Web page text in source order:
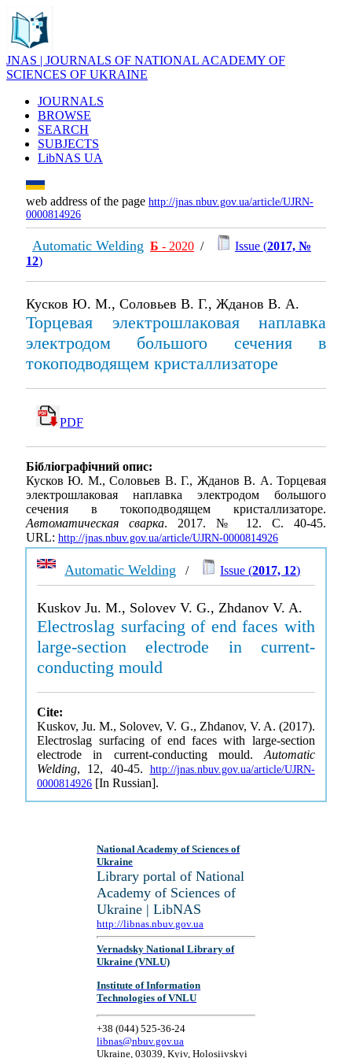
JNAS | JOURNALS OF NATIONAL ACADEMY OF
SCIENCES OF UKRAINE
JOURNALS
BROWSE
SEARCH
SUBJECTS
LibNAS UA
web address of the page http://jnas.nbuv.gov.ua/article/UJRN-
0000814926
Automatic Welding Б - 2020 / Issue (2017, №
12)
Кусков Ю. М., Соловьев В. Г., Жданов В. А.
Торцевая электрошлаковая наплавка
электродом большого сечения в
токоподводящем кристаллизаторе
PDF
Бібліографічний опис:
Кусков Ю. М., Соловьев В. Г., Жданов В. А. Торцевая
электрошлаковая наплавка электродом большого
сечения в токоподводящем кристаллизаторе.
Автоматическая сварка. 2017. № 12. С. 40-45.
URL: http://jnas.nbuv.gov.ua/article/UJRN-0000814926
Automatic Welding / Issue (2017, 12)
Kuskov Ju. M., Solovev V. G., Zhdanov V. A.
Electroslag surfacing of end faces with
large-section electrode in current-
conducting mould
Cite:
Kuskov, Ju. M., Solovev, V. G., Zhdanov, V. A. (2017).
Electroslag surfacing of end faces with large-section
electrode in current-conducting mould. Automatic
Welding, 12, 40-45. http://jnas.nbuv.gov.ua/article/UJRN-
0000814926 [In Russian].
National Academy of Sciences of
Ukraine
Library portal of National
Academy of Sciences of
Ukraine | LibNAS
http://libnas.nbuv.gov.ua
Vernadsky National Library of
Ukraine (VNLU)
Institute of Information
Technologies of VNLU
+38 (044) 525-36-24
libnas@nbuv.gov.ua
Ukraine, 03039, Kyiv, Holosiivskyi